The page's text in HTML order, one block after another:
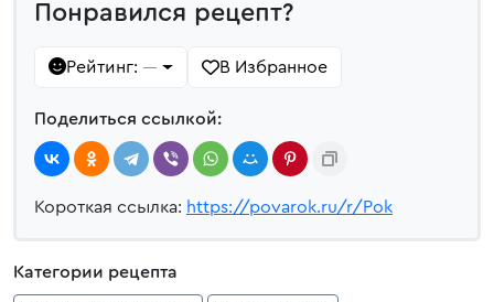
Понравился рецепт?
Рейтинг: — В Избранное
Поделиться ссылкой:
Короткая ссылка: https://povarok.ru/r/Pok
Категории рецепта